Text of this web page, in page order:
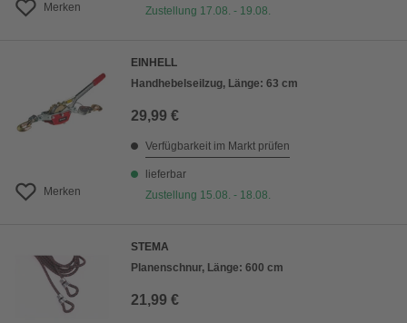
Merken
Zustellung 17.08. - 19.08.
Merken
EINHELL
Handhebelseilzug, Länge: 63 cm
29,99 €
Verfügbarkeit im Markt prüfen
lieferbar
Zustellung 15.08. - 18.08.
STEMA
Planenschnur, Länge: 600 cm
21,99 €